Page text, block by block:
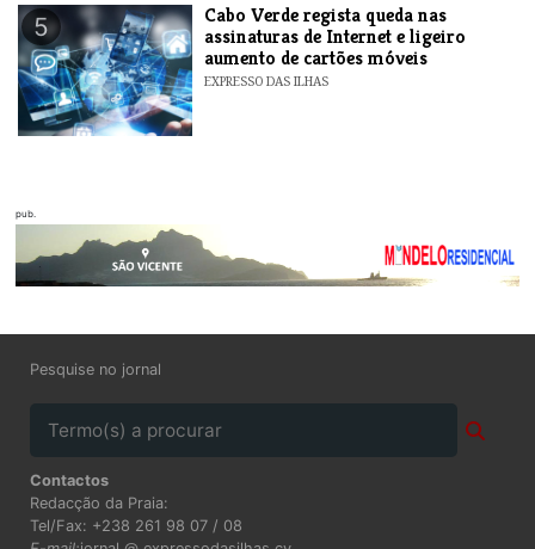
5
Cabo Verde regista queda nas
assinaturas de Internet e ligeiro
aumento de cartões móveis
EXPRESSO DAS ILHAS
pub.
Pesquise no jornal
Contactos
Redacção da Praia:
Tel/Fax: +238 261 98 07 / 08